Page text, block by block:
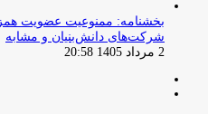
بخشنامه: ممنوعیت عضویت
شرکت‌های دانش‌بنیان و مشابه
2 مرداد 1405 20:58